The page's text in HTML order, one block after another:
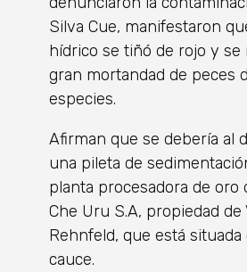
Silva Cue, manifestaron
hídrico se tiñó de rojo y se
gran mortandad de peces
especies.
Afirman que se debería al
una pileta de
planta procesadora de oro
Che Uru S.A, propiedad de
Rehnfeld, que está situada
cauce.